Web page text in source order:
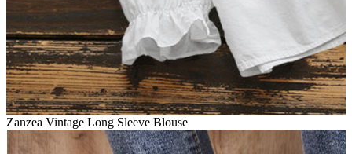
Zanzea Vintage Long Sleeve Blouse